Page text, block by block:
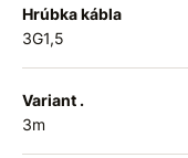
Hrúbka kábla
3G1,5
Variant .
3m